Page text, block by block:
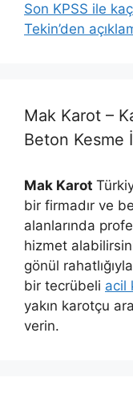
Son KPSS ile
Tekin’den
Mak Karot –
Beton Kesme
Mak Karot
bir firmadır ve
alanlarında
hizmet
gönül
bir tecrübeli acil
yakın karotçu
verin.